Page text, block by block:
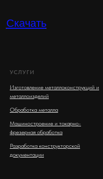
УСЛУГИ
Изготовление металлоконструкций и
металлоизделий
Обработка металла
Машиностроение и токарно-
фрезерная обработка
Разработка конструкторской
документации